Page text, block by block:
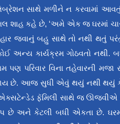
સાથે મળીને ન કરવામાં આવતું
શાહ કહે છે, ‘અમે એક જ ઘરમાં
જવાનું બહુ સાથે તો નથી થતું
અન્ય કાર્યક્રમ ગોઠવતો
પણ પરિવાર વિના તહેવારની
છે. આજ સુધી એવું થયું નથી થયું કે
ફૅમિલી સાથે જ ઊજવીએ
છે અને કેટલી બધી એકતા છે.